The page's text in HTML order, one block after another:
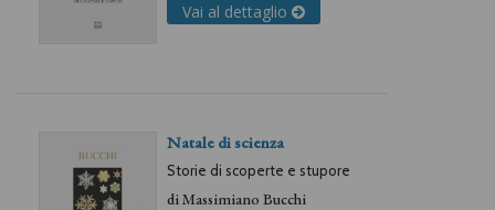
Vai al dettaglio
Natale di scienza
Storie di scoperte e stupore
diMassimiano Bucchi